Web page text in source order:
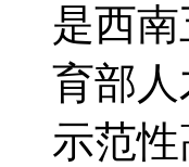
是西
育部
示范